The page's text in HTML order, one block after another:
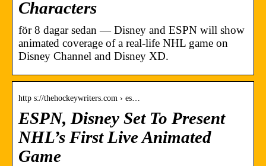
Characters
för 8 dagar sedan — Disney and ESPN will show
animated coverage of a real-life NHL game on
Disney Channel and Disney XD.
http s://thehockeywriters.com › es…
ESPN, Disney Set To Present
NHL’s First Live Animated
Game